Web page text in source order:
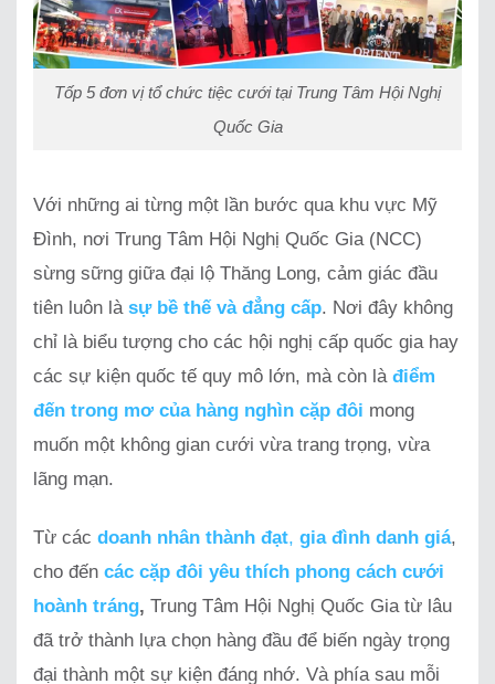
Tốp 5 đơn vị tổ chức tiệc cưới tại Trung Tâm Hội Nghị
Quốc Gia
Với những ai từng một lần bước qua khu vực Mỹ
Đình, nơi Trung Tâm Hội Nghị Quốc Gia (NCC)
sừng sững giữa đại lộ Thăng Long, cảm giác đầu
tiên luôn là sự bề thế và đẳng cấp. Nơi đây không
chỉ là biểu tượng cho các hội nghị cấp quốc gia hay
các sự kiện quốc tế quy mô lớn, mà còn là điểm
đến trong mơ của hàng nghìn cặp đôi mong
muốn một không gian cưới vừa trang trọng, vừa
lãng mạn.
Từ các doanh nhân thành đạt, gia đình danh giá,
cho đến các cặp đôi yêu thích phong cách cưới
hoành tráng, Trung Tâm Hội Nghị Quốc Gia từ lâu
đã trở thành lựa chọn hàng đầu để biến ngày trọng
đại thành một sự kiện đáng nhớ. Và phía sau mỗi